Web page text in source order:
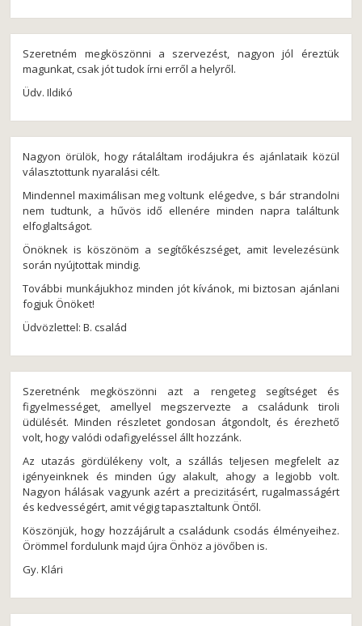
Szeretném megköszönni a szervezést, nagyon jól éreztük
magunkat, csak jót tudok írni erről a helyről.
Üdv. Ildikó
Nagyon örülök, hogy rátaláltam irodájukra és ajánlataik közül
választottunk nyaralási célt.
Mindennel maximálisan meg voltunk elégedve, s bár strandolni
nem tudtunk, a hűvös idő ellenére minden napra találtunk
elfoglaltságot.
Önöknek is köszönöm a segítőkészséget, amit levelezésünk
során nyújtottak mindig.
További munkájukhoz minden jót kívánok, mi biztosan ajánlani
fogjuk Önöket!
Üdvözlettel: B. család
Szeretnénk megköszönni azt a rengeteg segítséget és
figyelmességet, amellyel megszervezte a családunk tiroli
üdülését. Minden részletet gondosan átgondolt, és érezhető
volt, hogy valódi odafigyeléssel állt hozzánk.
Az utazás gördülékeny volt, a szállás teljesen megfelelt az
igényeinknek és minden úgy alakult, ahogy a legjobb volt.
Nagyon hálásak vagyunk azért a precizitásért, rugalmasságért
és kedvességért, amit végig tapasztaltunk Öntől.
Köszönjük, hogy hozzájárult a családunk csodás élményeihez.
Örömmel fordulunk majd újra Önhöz a jövőben is.
Gy. Klári